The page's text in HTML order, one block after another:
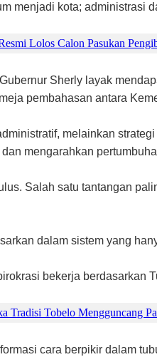
menjadi kota; administrasi
Lolos Calon Pasukan
Sherly layak
pembahasan antara
melainkan
mengarahkan
Salah satu tantangan
dalam sistem yang
bekerja berdasarkan
Tradisi Tobelo Mengguncang
cara berpikir dalam